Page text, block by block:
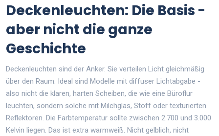
Deckenleuchten: Die Basis -
aber nicht die ganze
Geschichte
Deckenleuchten sind der Anker. Sie verteilen Licht gleichmäßig
über den Raum. Ideal sind Modelle mit diffuser Lichtabgabe -
also nicht die klaren, harten Scheiben, die wie eine Büroflur
leuchten, sondern solche mit Milchglas, Stoff oder texturierten
Reflektoren. Die Farbtemperatur sollte zwischen 2.700 und 3.000
Kelvin liegen. Das ist extra warmweiß. Nicht gelblich, nicht